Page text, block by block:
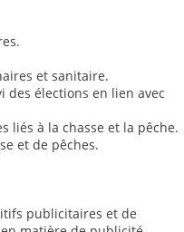
et sanitaire.
des élections en lien avec
liés à la chasse et la pêche.
et de pêches.
publicitaires et de